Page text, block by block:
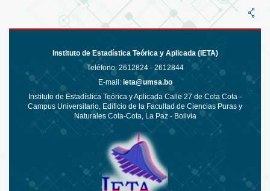
Instituto de Estadística Teórica y Aplicada (IETA)
Teléfono: 2612824 - 2612844
E-mail: ieta@umsa.bo
Instituto de Estadística Teórica y Aplicada Calle 27 de Cota Cota -
Campus Universitario, Edificio de la Facultad de Ciencias Puras y
Naturales Cota-Cota, La Paz - Bolivia